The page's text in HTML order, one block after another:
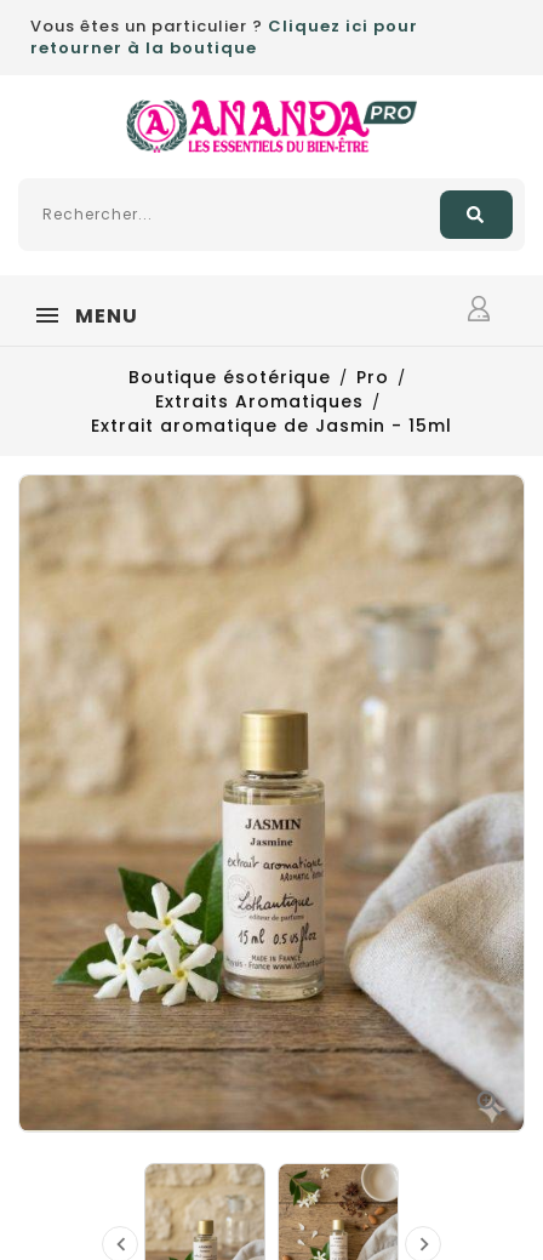
Vous êtes un particulier ? Cliquez ici pour
retourner à la boutique
MENU
Boutique ésotérique
Pro
Extraits Aromatiques
Extrait aromatique de Jasmin - 15ml

 